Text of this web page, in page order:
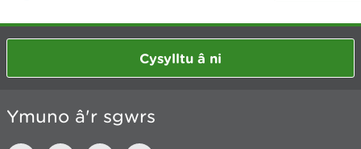
Cysylltu â ni
Ymuno â'r sgwrs